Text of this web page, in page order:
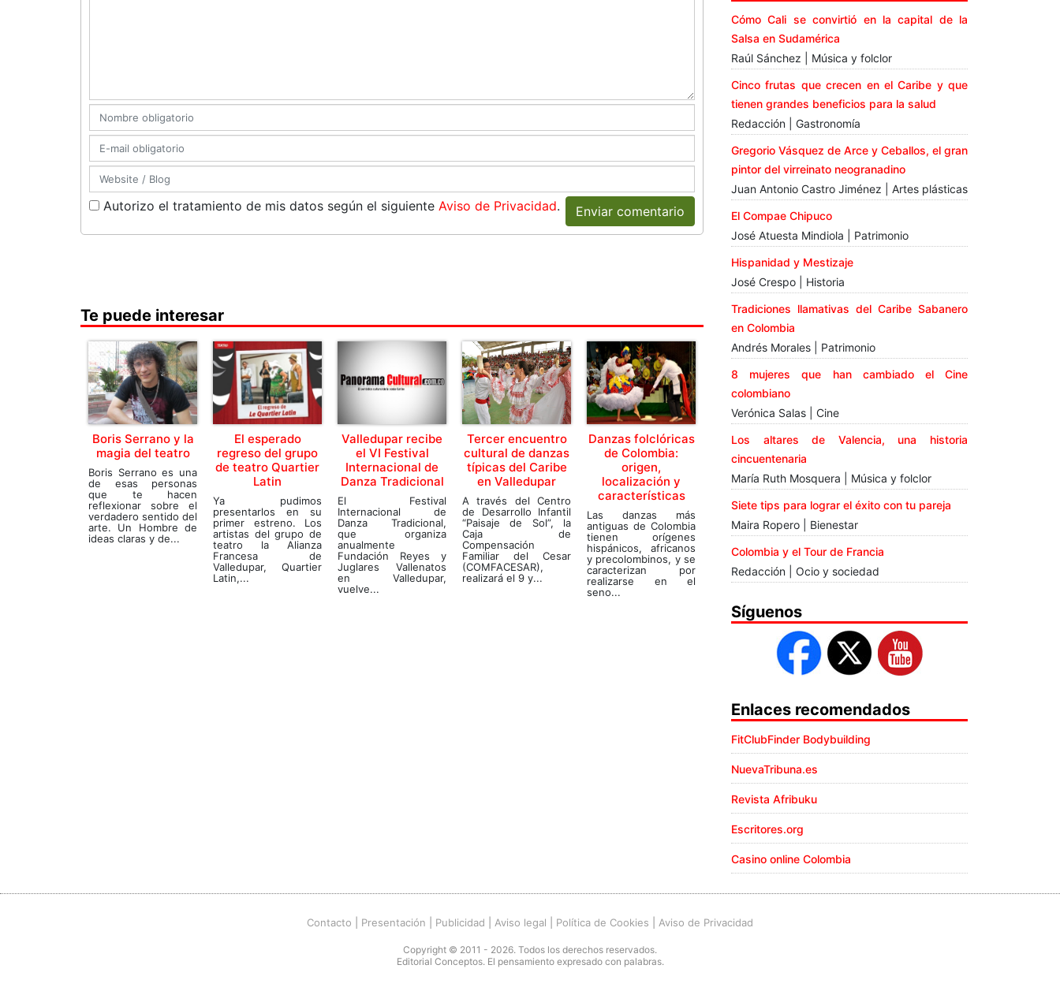
Autorizo el tratamiento de mis datos según el siguiente Aviso de Privacidad. Enviar comentario
Te puede interesar
Boris Serrano y la
magia del teatro
Boris Serrano es una
de esas personas
que te hacen
reflexionar sobre el
verdadero sentido del
arte. Un Hombre de
ideas claras y de...
El esperado
regreso del grupo
de teatro Quartier
Latin
Ya pudimos
presentarlos en su
primer estreno. Los
artistas del grupo de
teatro la Alianza
Francesa de
Valledupar, Quartier
Latin,...
Valledupar recibe
el VI Festival
Internacional de
Danza Tradicional
El Festival
Internacional de
Danza Tradicional,
que organiza
anualmente
Fundación Reyes y
Juglares Vallenatos
en Valledupar,
vuelve...
Tercer encuentro
cultural de danzas
típicas del Caribe
en Valledupar
A través del Centro
de Desarrollo Infantil
“Paisaje de Sol”, la
Caja de
Compensación
Familiar del Cesar
(COMFACESAR),
realizará el 9 y...
Danzas folclóricas
de Colombia:
origen,
localización y
características
Las danzas más
antiguas de Colombia
tienen orígenes
hispánicos, africanos
y precolombinos, y se
caracterizan por
realizarse en el
seno...
Cómo Cali se convirtió en la capital de la
Salsa en Sudamérica
Raúl Sánchez | Música y folclor
Cinco frutas que crecen en el Caribe y que
tienen grandes beneficios para la salud
Redacción | Gastronomía
Gregorio Vásquez de Arce y Ceballos, el gran
pintor del virreinato neogranadino
Juan Antonio Castro Jiménez | Artes plásticas
El Compae Chipuco
José Atuesta Mindiola | Patrimonio
Hispanidad y Mestizaje
José Crespo | Historia
Tradiciones llamativas del Caribe Sabanero
en Colombia
Andrés Morales | Patrimonio
8 mujeres que han cambiado el Cine
colombiano
Verónica Salas | Cine
Los altares de Valencia, una historia
cincuentenaria
María Ruth Mosquera | Música y folclor
Siete tips para lograr el éxito con tu pareja
Maira Ropero | Bienestar
Colombia y el Tour de Francia
Redacción | Ocio y sociedad
Síguenos
Enlaces recomendados
FitClubFinder Bodybuilding
NuevaTribuna.es
Revista Afribuku
Escritores.org
Casino online Colombia
Contacto Presentación Publicidad Aviso legal Política de Cookies Aviso de Privacidad
Copyright © 2011 - 2026. Todos los derechos reservados.
Editorial Conceptos. El pensamiento expresado con palabras.